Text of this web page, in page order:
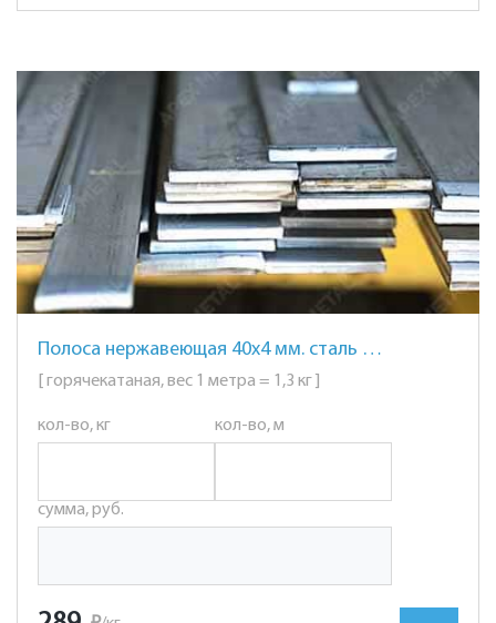
Полоса нержавеющая 40х4 мм. сталь AISI 304 (08Х18Н10)
[ горячекатаная, вес 1 метра = 1,3 кг ]
кол-во, кг кол-во, м
сумма, руб.